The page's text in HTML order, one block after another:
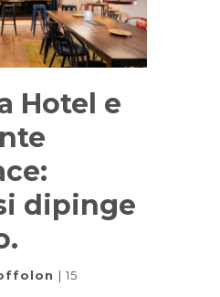
Hotel e
dipinge
15